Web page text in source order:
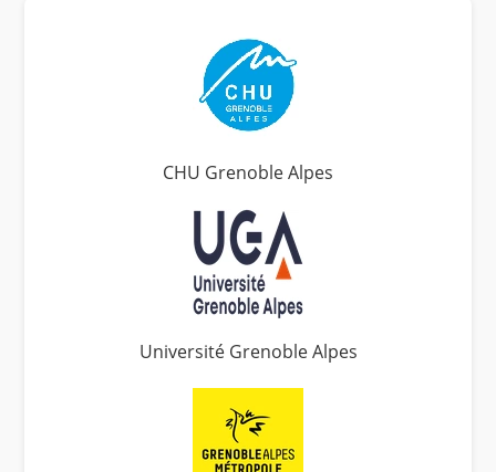
CHU Grenoble Alpes
Université Grenoble Alpes